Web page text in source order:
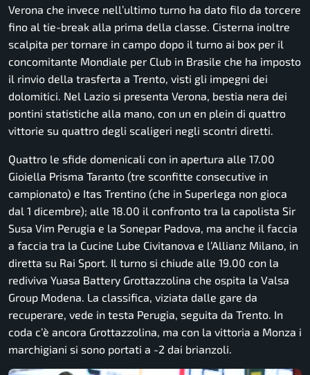
Verona che invece nell’ultimo turno ha dato filo da torcere
fino al tie-break alla prima della classe. Cisterna inoltre
scalpita per tornare in campo dopo il turno ai box per il
concomitante Mondiale per Club in Brasile che ha imposto
il rinvio della trasferta a Trento, visti gli impegni dei
dolomitici. Nel Lazio si presenta Verona, bestia nera dei
pontini statistiche alla mano, con un en plein di quattro
vittorie su quattro degli scaligeri negli scontri diretti.
Quattro le sfide domenicali con in apertura alle 17.00
Gioiella Prisma Taranto (tre sconfitte consecutive in
campionato) e Itas Trentino (che in Superlega non gioca
dal 1 dicembre); alle 18.00 il confronto tra la capolista Sir
Susa Vim Perugia e la Sonepar Padova, ma anche il faccia
a faccia tra la Cucine Lube Civitanova e l’Allianz Milano, in
diretta su Rai Sport. Il turno si chiude alle 19.00 con la
rediviva Yuasa Battery Grottazzolina che ospita la Valsa
Group Modena. La classifica, viziata dalle gare da
recuperare, vede in testa Perugia, seguita da Trento. In
coda c’è ancora Grottazzolina, ma con la vittoria a Monza i
marchigiani si sono portati a -2 dai brianzoli.